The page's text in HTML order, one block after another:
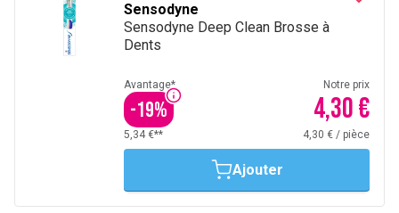
Sensodyne
Sensodyne Deep Clean Brosse à
Dents
Avantage*
-19%
Notre prix
4,30 €
5,34 €** 4,30 € / pièce
Ajouter